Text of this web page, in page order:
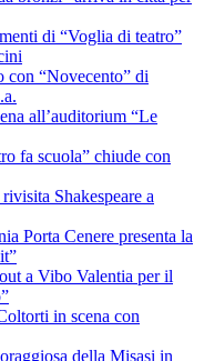
di “Voglia di teatro”
“Novecento” di
all’auditorium “Le
fa scuola” chiude con
Shakespeare a
Porta Cenere presenta la
a Vibo Valentia per il
in scena con
della Misasi in